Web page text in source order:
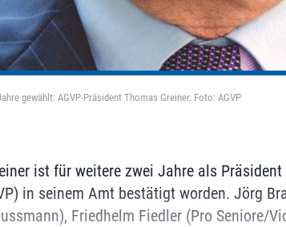
gewählt: AGVP-Präsident Thomas Greiner. Foto: AGVP
ist für weitere zwei Jahre als
in seinem Amt bestätigt worden. Jörg
Friedhelm Fiedler (Pro Seniore/